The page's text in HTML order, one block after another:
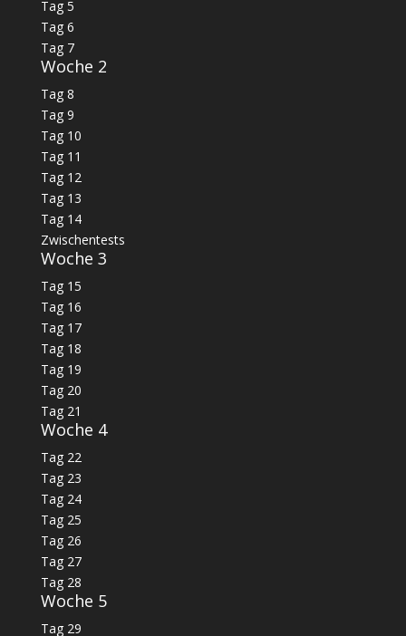
Tag 5
Tag 6
Tag 7
Woche 2
Tag 8
Tag 9
Tag 10
Tag 11
Tag 12
Tag 13
Tag 14
Zwischentests
Woche 3
Tag 15
Tag 16
Tag 17
Tag 18
Tag 19
Tag 20
Tag 21
Woche 4
Tag 22
Tag 23
Tag 24
Tag 25
Tag 26
Tag 27
Tag 28
Woche 5
Tag 29